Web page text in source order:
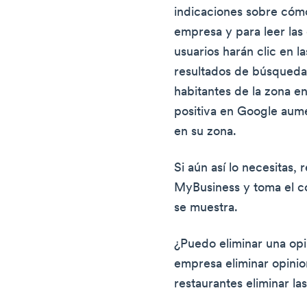
indicaciones sobre
empresa y para leer
usuarios harán clic en
resultados de
habitantes de la zona
positiva en Google
en su zona.
Si aún así lo necesitas,
MyBusiness y toma el
se muestra.
¿Puedo eliminar una
empresa eliminar
restaurantes eliminar